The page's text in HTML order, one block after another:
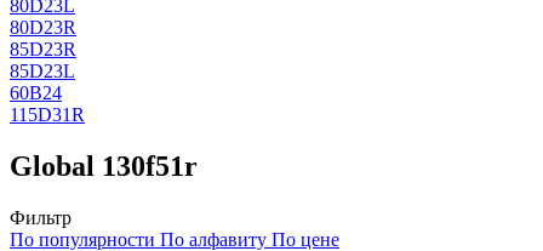
80D23L
80D23R
85D23R
85D23L
60В24
115D31R
Global 130f51r
Фильтр
По популярности По алфавиту По цене